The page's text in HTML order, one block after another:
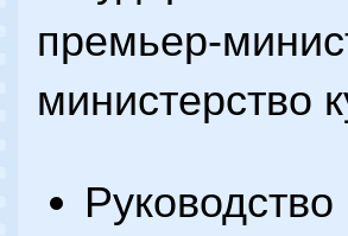
премьер-
министерство
Руководство